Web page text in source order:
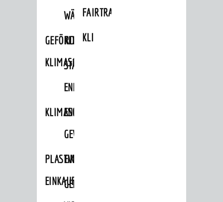
WÄRMEPLANUNG
GEFÖRDERTE
KLIMASCHUTZMASSNAHMEN
KLIMASCHUTZKONZEPT
STÄDTISCHES
ENERGIEMANAGEMENT
KLIMASCHUTZKOMMISSION
ENERGIEKARAWANE
GEWERBE
PLASTIKTÜTENFREIE
EINKAUFSSTADT
EVENTS
GEMEINSAME
FAIRTRADE
KLEIDERTAUSCHBÖRSE